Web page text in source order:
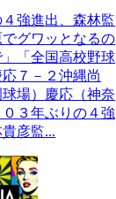
強進出、森林監
グワッとなるの
「全国高校野球
７－２沖縄尚
場）慶応（神奈
３年ぶりの４強
彦監...